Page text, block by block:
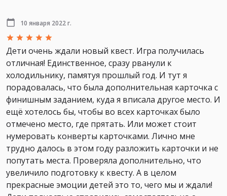
10 января 2022 г.
Дети очень ждали новый квест. Игра получилась
отличная! Единственное, сразу рванули к
холодильнику, памятуя прошлый год. И тут я
порадовалась, что была дополнительная карточка с
финишным заданием, куда я вписала другое место. И
ещё хотелось бы, чтобы во всех карточках было
отмечено место, где прятать. Или может стоит
нумеровать конверты карточками. Лично мне
трудно далось в этом году разложить карточки и не
попутать места. Проверяла дополнительно, что
увеличило подготовку к квесту. А в целом
прекрасные эмоции детей это то, чего мы и ждали!